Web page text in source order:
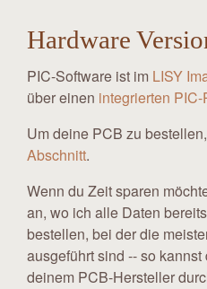
Hardware
PIC-Software ist im LISY
über einen integrierten
Um deine PCB zu
Abschnitt.
Wenn du Zeit sparen
an, wo ich alle Daten
bestellen, bei der die
ausgeführt sind -- so
deinem PCB-Hersteller